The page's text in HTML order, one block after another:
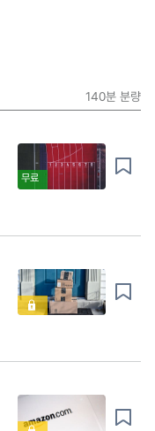
140분 분량
무료